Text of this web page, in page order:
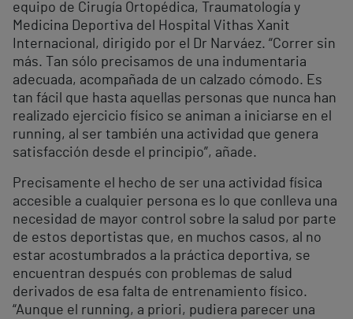
equipo de Cirugía Ortopédica, Traumatología y
Medicina Deportiva del Hospital Vithas Xanit
Internacional, dirigido por el Dr Narváez. “Correr sin
más. Tan sólo precisamos de una indumentaria
adecuada, acompañada de un calzado cómodo. Es
tan fácil que hasta aquellas personas que nunca han
realizado ejercicio físico se animan a iniciarse en el
running, al ser también una actividad que genera
satisfacción desde el principio”, añade.
Precisamente el hecho de ser una actividad física
accesible a cualquier persona es lo que conlleva una
necesidad de mayor control sobre la salud por parte
de estos deportistas que, en muchos casos, al no
estar acostumbrados a la práctica deportiva, se
encuentran después con problemas de salud
derivados de esa falta de entrenamiento físico.
“Aunque el running, a priori, pudiera parecer una